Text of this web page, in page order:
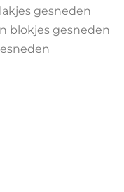
gesneden
blokjes gesneden